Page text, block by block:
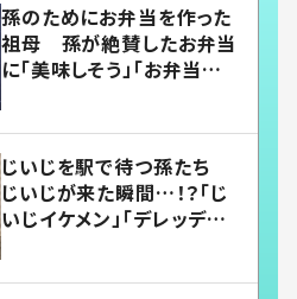
孫のためにお弁当を作った
祖母 孫が絶賛したお弁当
に「美味しそう」「お弁当すご
じいじを駅で待つ孫たち
じいじが来た瞬間…！？「じ
いじイケメン」「デレッデレ」